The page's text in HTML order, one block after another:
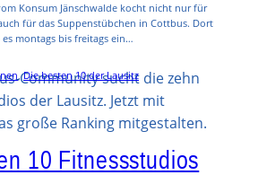
Konsum Jänschwalde kocht nicht nur für
für das Suppenstübchen in Cottbus. Dort
montags bis freitags ein…
, Die besten 10 der Lausitz
10 Fitnessstudios